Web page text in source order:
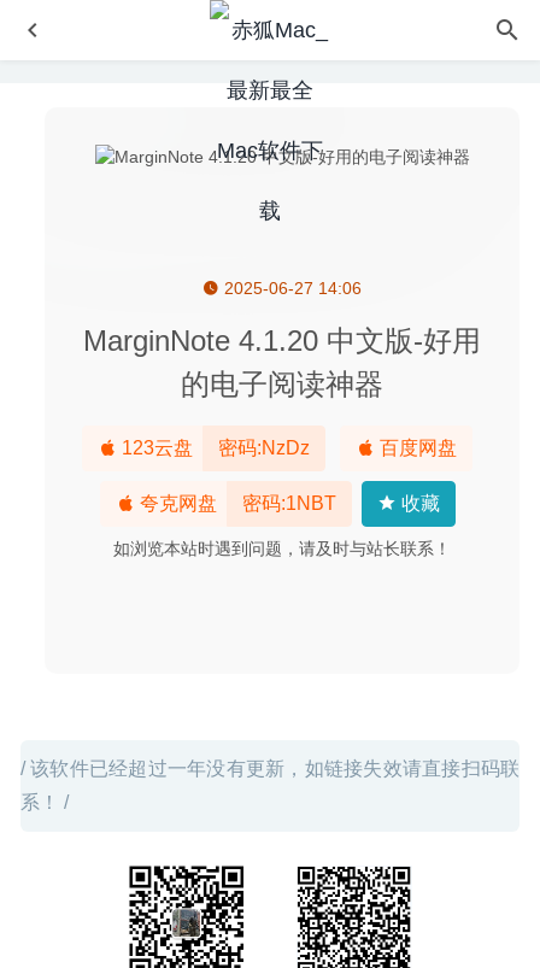
2025-06-27 14:06
MarginNote 4.1.20 中文版-好用
的电子阅读神器
123云盘 密码:NzDz 百度网盘
夸克网盘 密码:1NBT 收藏
如浏览本站时遇到问题，请及时与站长联系！
/ 该软件已经超过一年没有更新，如链接失效请直接扫码联
系！ /
Creative Convert 1.3.3 – 文件格式转换工具
VideoPad Professional 8.40 – 功能齐全且直观易用的视频
编辑器
2020-07-04
PDF Reader Pro 2.7.4 中文版-PDF文档编辑/批注/OCR/转
2020-08-06
EtreCheck Pro 6.8.6 – MacOS系统信息监测工具 2024-09-
One Switch 1.35.4 中文版-MacOS必备万能开关工具